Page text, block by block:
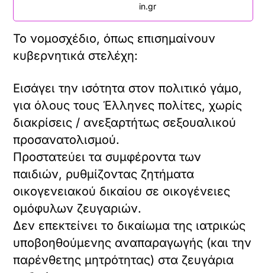
in.gr
Το νομοσχέδιο, όπως επισημαίνουν
κυβερνητικά στελέχη:
Εισάγει την ισότητα στον πολιτικό γάμο,
για όλους τους Έλληνες πολίτες, χωρίς
διακρίσεις / ανεξαρτήτως σεξουαλικού
προσανατολισμού.
Προστατεύει τα συμφέροντα των
παιδιών, ρυθμίζοντας ζητήματα
οικογενειακού δικαίου σε οικογένειες
ομόφυλων ζευγαριών.
Δεν επεκτείνει το δικαίωμα της ιατρικώς
υποβοηθούμενης αναπαραγωγής (και την
παρένθετης μητρότητας) στα ζευγάρια